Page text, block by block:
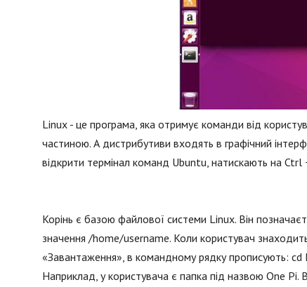
Linux - це програма, яка отримує команди від
частиною. А дистрибутиви входять в графічний
відкрити термінал команд Ubuntu, натискають на
Корінь є базою файлової системи Linux. Він
значення /home/username. Коли користувач
«Завантаження», в командному рядку прописують:
Наприклад, у користувача є папка під назвою One